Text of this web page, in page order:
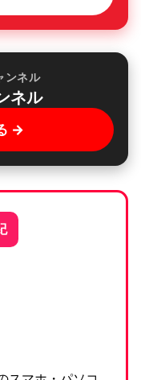
ンネル
ネル
→